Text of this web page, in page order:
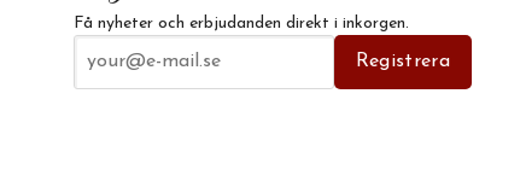
Få nyheter och erbjudanden direkt i inkorgen.
Registrera